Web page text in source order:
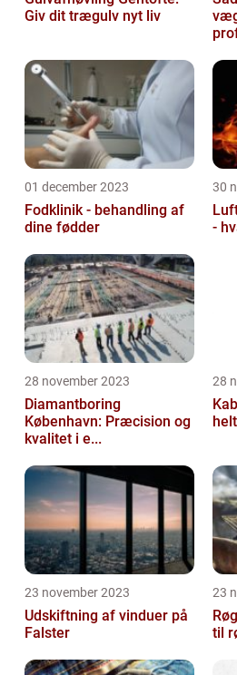
Giv dit trægulv nyt liv
01 december 2023
Fodklinik - behandling af
dine fødder
30
-
28 november 2023
Diamantboring
København: Præcision og
kvalitet i e...
28
23 november 2023
Udskiftning af vinduer på
Falster
23
til